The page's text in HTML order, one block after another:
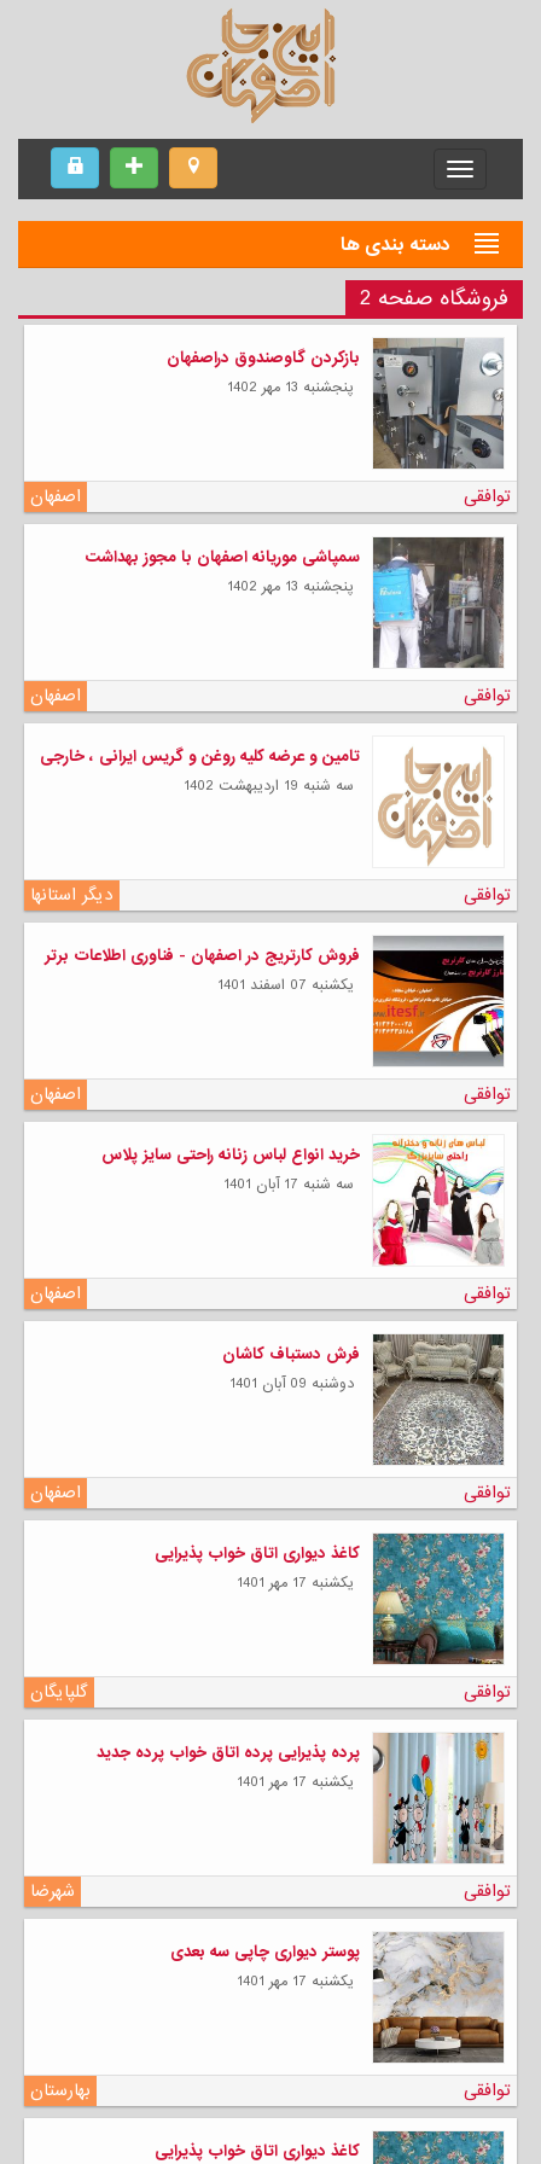
Menu
دسته بندی ها
فروشگاه صفحه 2
بازکردن گاوصندوق دراصفهان
پنجشنبه 13 مهر 1402
اصفهان توافقی
سمپاشی موریانه اصفهان با مجوز بهداشت
پنجشنبه 13 مهر 1402
اصفهان توافقی
تامین و عرضه کلیه روغن و گریس ایرانی ، خارجی
سه شنبه 19 ارديبهشت 1402
دیگر استانها توافقی
فروش کارتریج در اصفهان - فناوری اطلاعات برتر
يكشنبه 07 اسفند 1401
اصفهان توافقی
خرید انواع لباس زنانه راحتی سایز پلاس
سه شنبه 17 آبان 1401
اصفهان توافقی
فرش دستباف کاشان
دوشنبه 09 آبان 1401
اصفهان توافقی
کاغذ دیواری اتاق خواب پذیرایی
يكشنبه 17 مهر 1401
گلپایگان توافقی
پرده پذیرایی پرده اتاق خواب پرده جدید
يكشنبه 17 مهر 1401
شهرضا توافقی
پوستر دیواری چاپی سه بعدی
يكشنبه 17 مهر 1401
بهارستان توافقی
کاغذ دیواری اتاق خواب پذیرایی